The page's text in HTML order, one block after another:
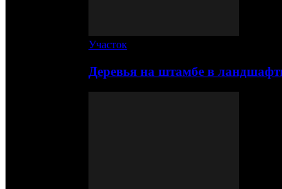
Участок
Деревья на штамбе в